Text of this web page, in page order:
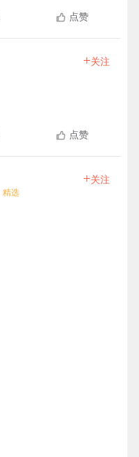
点赞
+关注
点赞
精选
+关注